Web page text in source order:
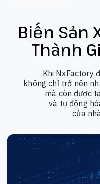
Biến Sản
Thành
Khi NxFactory
không chỉ trở nên
mà còn được
và tự động
của